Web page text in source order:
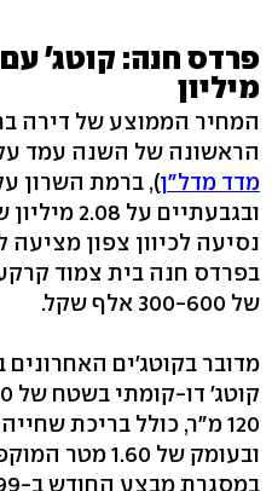
מיליון
המחיר הממוצע של דירה
הראשונה של השנה עמד על 2.396 מיליון שקל
מדד מדל"ן
נסיעה לכיוון צפון
בפרדס חנה בית צמוד
של 300-600 אלף שקל.
מדובר בקוטג'ים האחרונים
ובעומק של